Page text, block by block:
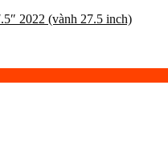
2022 (vành 27.5 inch)